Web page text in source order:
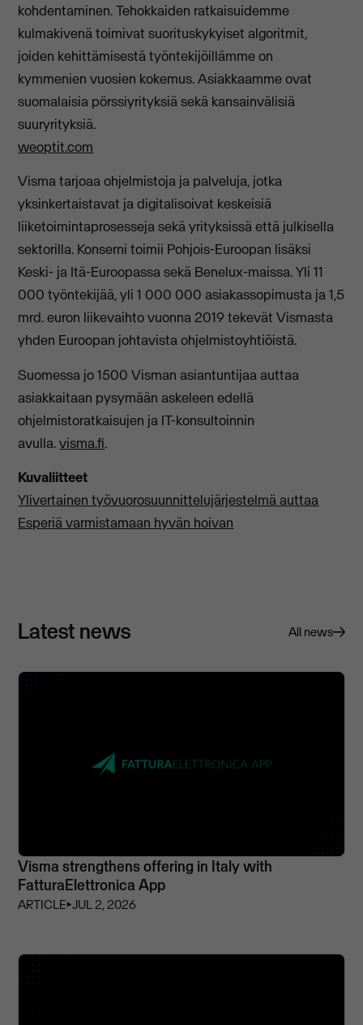
kohdentaminen. Tehokkaiden ratkaisuidemme
kulmakivenä toimivat suorituskykyiset algoritmit,
joiden kehittämisestä työntekijöillämme on
kymmenien vuosien kokemus. Asiakkaamme ovat
suomalaisia pörssiyrityksiä sekä kansainvälisiä
suuryrityksiä.
weoptit.com
Visma tarjoaa ohjelmistoja ja palveluja, jotka
yksinkertaistavat ja digitalisoivat keskeisiä
liiketoimintaprosesseja sekä yrityksissä että julkisella
sektorilla. Konserni toimii Pohjois-Euroopan lisäksi
Keski- ja Itä-Euroopassa sekä Benelux-maissa. Yli 11
000 työntekijää, yli 1 000 000 asiakassopimusta ja 1,5
mrd. euron liikevaihto vuonna 2019 tekevät Vismasta
yhden Euroopan johtavista ohjelmistoyhtiöistä.
Suomessa jo 1500 Visman asiantuntijaa auttaa
asiakkaitaan pysymään askeleen edellä
ohjelmistoratkaisujen ja IT-konsultoinnin
avulla.visma.fi.
Kuvaliitteet
Ylivertainen työvuorosuunnittelujärjestelmä auttaa
Esperiä varmistamaan hyvän hoivan
Latest news All news
Visma strengthens offering in Italy with
FatturaElettronica App
ARTICLE⏵JUL 2, 2026